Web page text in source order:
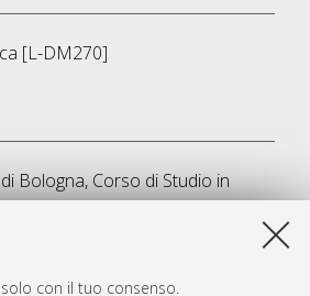
con il tuo consenso.
[L-DM270]
Bologna, Corso di Studio in